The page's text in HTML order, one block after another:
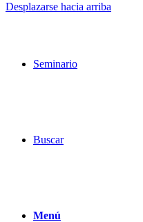
Seminario
Buscar
Menú
Desplazarse hacia arriba